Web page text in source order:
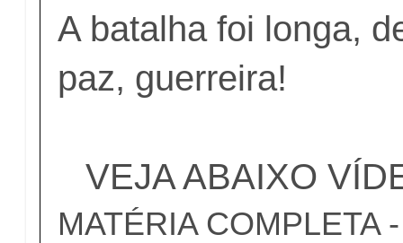
A batalha foi longa,
paz, guerreira!
VEJA ABAIXO
MATÉRIA COMPLETA